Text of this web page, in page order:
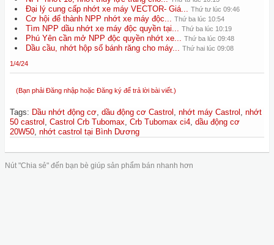
Đại lý cung cấp nhớt xe máy VECTOR- Giá... Thứ tư lúc 09:46
Cơ hội để thành NPP nhớt xe máy độc... Thứ ba lúc 10:54
Tìm NPP dầu nhớt xe máy độc quyền tại... Thứ ba lúc 10:19
Phú Yên cần mở NPP độc quyền nhớt xe... Thứ ba lúc 09:48
Dầu cầu, nhớt hộp số bánh răng cho máy... Thứ hai lúc 09:08
1/4/24
(Bạn phải Đăng nhập hoặc Đăng ký để trả lời bài viết.)
Tags: Dầu nhớt động cơ, dầu động cơ Castrol , nhớt máy Castrol , nhớt
50 castrol , Castrol Crb Tubomax, Crb Tubomax ci4, dầu động cơ
20W50, nhớt castrol tại Bình Dương
Nút "Chia sẻ" đến bạn bè giúp sản phẩm bán nhanh hơn